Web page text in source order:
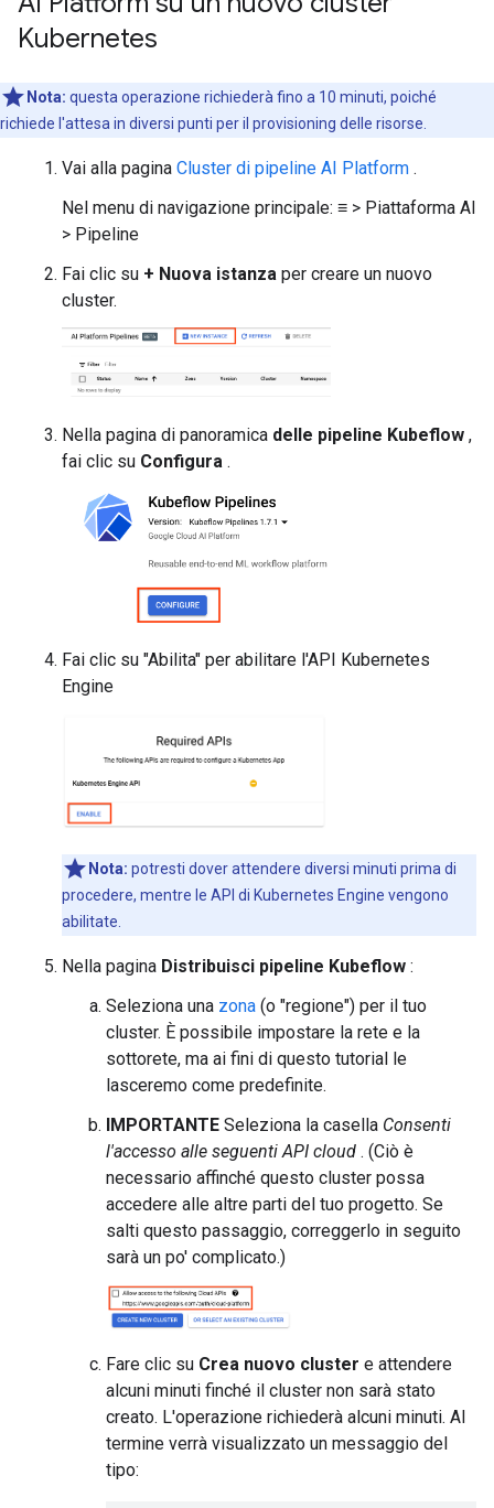
Kubernetes
Nota: questa operazione richiederà fino a 10 minuti, poiché
richiede l'attesa in diversi punti per il provisioning delle risorse.
Vai alla pagina Cluster di pipeline AI Platform .
Nel menu di navigazione principale: ≡ > Piattaforma AI
> Pipeline
Fai clic su + Nuova istanza per creare un nuovo
cluster.
Nella pagina di panoramica delle pipeline Kubeflow ,
fai clic su Configura .
Fai clic su "Abilita" per abilitare l'API Kubernetes
Engine
Nota: potresti dover attendere diversi minuti prima di
procedere, mentre le API di Kubernetes Engine vengono
abilitate.
Nella pagina Distribuisci pipeline Kubeflow :
Seleziona una zona (o "regione") per il tuo
cluster. È possibile impostare la rete e la
sottorete, ma ai fini di questo tutorial le
lasceremo come predefinite.
IMPORTANTE Seleziona la casella Consenti
l'accesso alle seguenti API cloud . (Ciò è
necessario affinché questo cluster possa
accedere alle altre parti del tuo progetto. Se
salti questo passaggio, correggerlo in seguito
sarà un po' complicato.)
Fare clic su Crea nuovo cluster e attendere
alcuni minuti finché il cluster non sarà stato
creato. L'operazione richiederà alcuni minuti. Al
termine verrà visualizzato un messaggio del
tipo: